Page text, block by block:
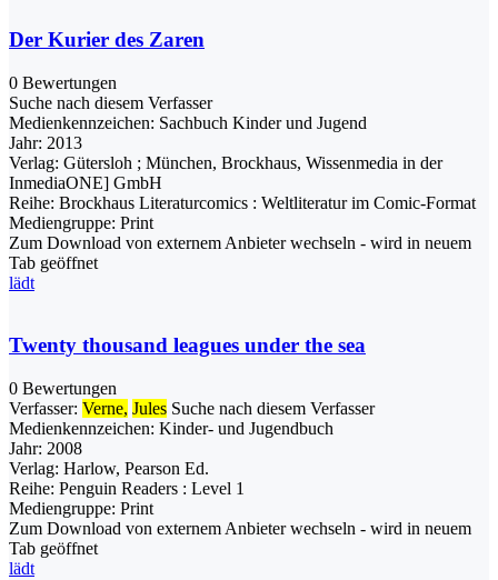
Der Kurier des Zaren
0 Bewertungen
Suche nach diesem Verfasser
Medienkennzeichen: Sachbuch Kinder und Jugend
Jahr: 2013
Verlag: Gütersloh ; München, Brockhaus, Wissenmedia in der
InmediaONE] GmbH
Reihe: Brockhaus Literaturcomics : Weltliteratur im Comic-Format
Mediengruppe: Print
Zum Download von externem Anbieter wechseln - wird in neuem
Tab geöffnet
lädt
Twenty thousand leagues under the sea
0 Bewertungen
Verfasser: Verne, Jules Suche nach diesem Verfasser
Medienkennzeichen: Kinder- und Jugendbuch
Jahr: 2008
Verlag: Harlow, Pearson Ed.
Reihe: Penguin Readers : Level 1
Mediengruppe: Print
Zum Download von externem Anbieter wechseln - wird in neuem
Tab geöffnet
lädt